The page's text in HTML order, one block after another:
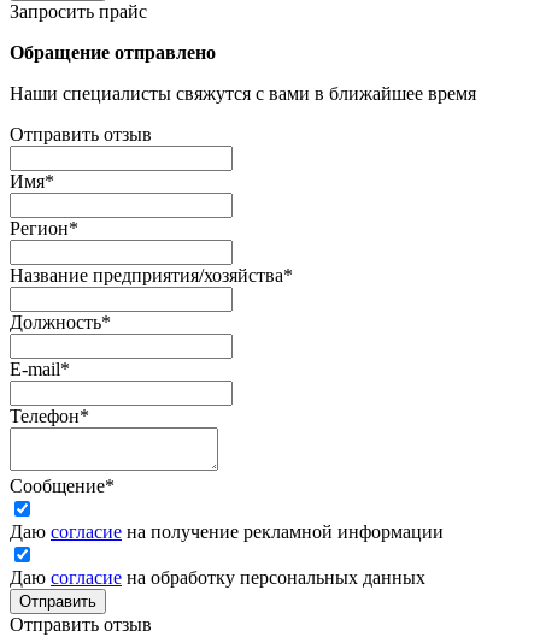
Запросить прайс
Обращение отправлено
Наши специалисты свяжутся с вами в ближайшее время
Отправить отзыв
Имя*
Регион*
Название предприятия/хозяйства*
Должность*
E-mail*
Телефон*
Сообщение*
Даю согласие на получение рекламной информации
Даю согласие на обработку персональных данных
Отправить
Отправить отзыв